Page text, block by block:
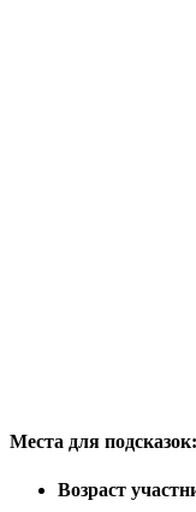
Места для подсказок:
Возраст